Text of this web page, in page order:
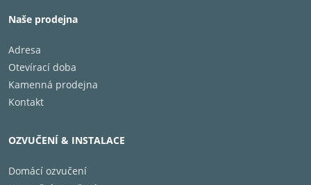
Naše prodejna
Adresa
Otevírací doba
Kamenná prodejna
Kontakt
OZVUČENÍ & INSTALACE
Domácí ozvučení